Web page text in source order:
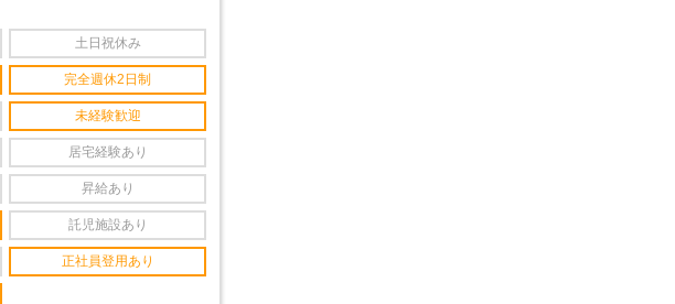
土日祝休み
完全週休2日制
未経験歓迎
居宅経験あり
昇給あり
託児施設あり
正社員登用あり